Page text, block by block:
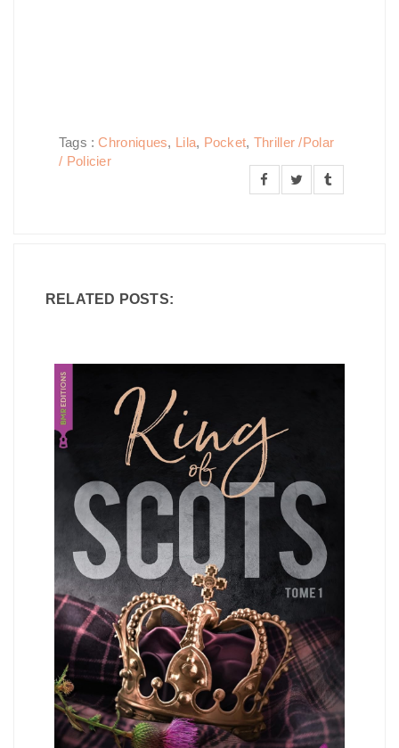
Tags :Chroniques, Lila, Pocket, Thriller /Polar
/ Policier
RELATED POSTS: